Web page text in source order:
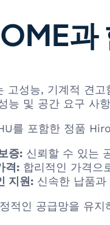
과
성능, 기계적 견
능 및 공간 요구 사
를 포함한 정품
증: 신뢰할 수 있는
격: 합리적인 가격으
지원: 신속한 납품
적인 공급망을 유